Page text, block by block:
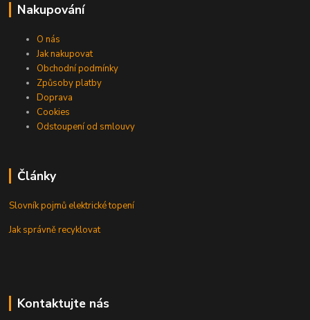
Nakupování
O nás
Jak nakupovat
Obchodní podmínky
Způsoby platby
Doprava
Cookies
Odstoupení od smlouvy
Články
Slovník pojmů elektrické topení
Jak správně recyklovat
Kontaktujte nás